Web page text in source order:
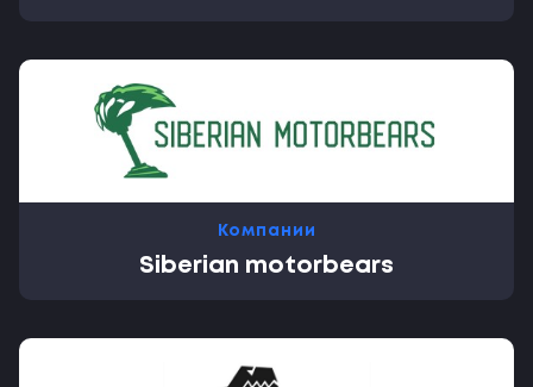
Компании
Siberian motorbears